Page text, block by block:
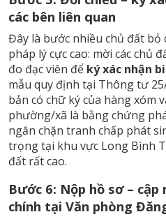
các bên liên quan
Đây là bước nhiều chủ đất
pháp lý cực cao: mời các chủ
đo đạc viên để ký xác nhận
mẫu quy định tại Thông tư
bản có chữ ký của hàng xóm
phường/xã là bằng chứng
ngăn chặn tranh chấp phát
trọng tại khu vực Long Bình
đất rất cao.
Bước 6: Nộp hồ sơ –
chính tại Văn phòng